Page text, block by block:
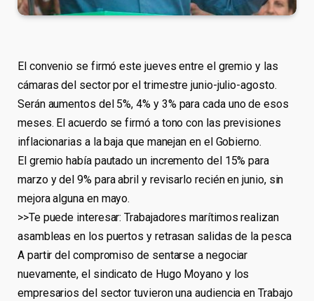
El convenio se firmó este jueves entre el gremio y las
cámaras del sector por el trimestre junio-julio-agosto.
Serán aumentos del 5%, 4% y 3% para cada uno de esos
meses. El acuerdo se firmó a tono con las previsiones
inflacionarias a la baja que manejan en el Gobierno.
El gremio había pautado un incremento del 15% para
marzo y del 9% para abril y revisarlo recién en junio, sin
mejora alguna en mayo.
>>Te puede interesar: Trabajadores marítimos realizan
asambleas en los puertos y retrasan salidas de la pesca
A partir del compromiso de sentarse a negociar
nuevamente, el sindicato de Hugo Moyano y los
empresarios del sector tuvieron una audiencia en Trabajo